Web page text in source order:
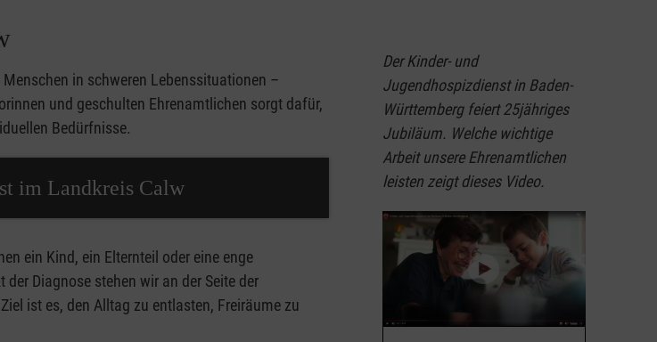
in schweren Lebenssituationen –
und geschulten Ehrenamtlichen sorgt dafür,
Bedürfnisse.
im Landkreis Calw
ein Kind, ein Elternteil oder eine enge
Diagnose stehen wir an der Seite der
ist es, den Alltag zu entlasten, Freiräume zu
Der Kinder- und
Jugendhospizdienst in Baden-
Württemberg feiert 25jähriges
Jubiläum. Welche wichtige
Arbeit unsere Ehrenamtlichen
leisten zeigt dieses Video.